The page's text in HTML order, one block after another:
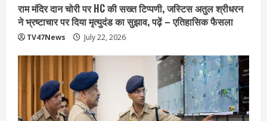
राम मंदिर दान चोरी पर HC की सख्त टिप्पणी, जस्टिस अतुल श्रीधरन
ने भ्रष्टाचार पर द‍िया मृत्युदंड का सुझाव, पढ़ें – एत‍िहास‍िक फैसला
TV47News July 22, 2026